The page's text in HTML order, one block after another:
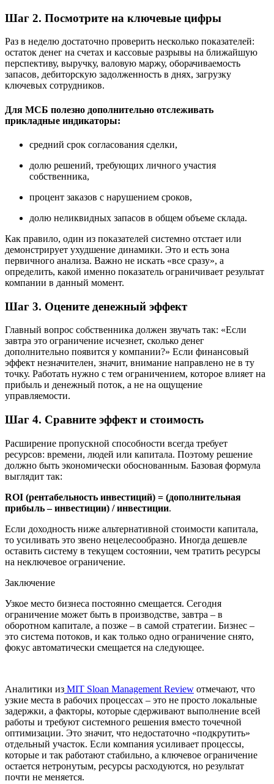
Шаг 2. Посмотрите на ключевые цифры
Раз в неделю достаточно проверить несколько показателей:
остаток денег на счетах и кассовые разрывы на ближайшую
перспективу, выручку, валовую маржу, оборачиваемость
запасов, дебиторскую задолженность в днях, загрузку
ключевых сотрудников.
Для МСБ полезно дополнительно отслеживать
прикладные индикаторы:
средний срок согласования сделки,
долю решений, требующих личного участия
собственника,
процент заказов с нарушением сроков,
долю неликвидных запасов в общем объеме склада.
Как правило, один из показателей системно отстает или
демонстрирует ухудшение динамики. Это и есть зона
первичного анализа. Важно не искать «все сразу», а
определить, какой именно показатель ограничивает результат
компании в данный момент.
Шаг 3. Оцените денежный эффект
Главный вопрос собственника должен звучать так: «Если
завтра это ограничение исчезнет, сколько денег
дополнительно появится у компании?» Если финансовый
эффект незначителен, значит, внимание направлено не в ту
точку. Работать нужно с тем ограничением, которое влияет на
прибыль и денежный поток, а не на ощущение
управляемости.
Шаг 4. Сравните эффект и стоимость
Расширение пропускной способности всегда требует
ресурсов: времени, людей или капитала. Поэтому решение
должно быть экономически обоснованным. Базовая формула
выглядит так:
ROI (рентабельность инвестиций) = (дополнительная
прибыль – инвестиции) / инвестиции.
Если доходность ниже альтернативной стоимости капитала,
то усиливать это звено нецелесообразно. Иногда дешевле
оставить систему в текущем состоянии, чем тратить ресурсы
на неключевое ограничение.
Заключение
Узкое место бизнеса постоянно смещается. Сегодня
ограничение может быть в производстве, завтра – в
оборотном капитале, а позже – в самой стратегии. Бизнес –
это система потоков, и как только одно ограничение снято,
фокус автоматически смещается на следующее.
Аналитики из MIT Sloan Management Review отмечают, что
узкие места в рабочих процессах – это не просто локальные
задержки, а факторы, которые сдерживают выполнение всей
работы и требуют системного решения вместо точечной
оптимизации. Это значит, что недостаточно «подкрутить»
отдельный участок. Если компания усиливает процессы,
которые и так работают стабильно, а ключевое ограничение
остается нетронутым, ресурсы расходуются, но результат
почти не меняется.